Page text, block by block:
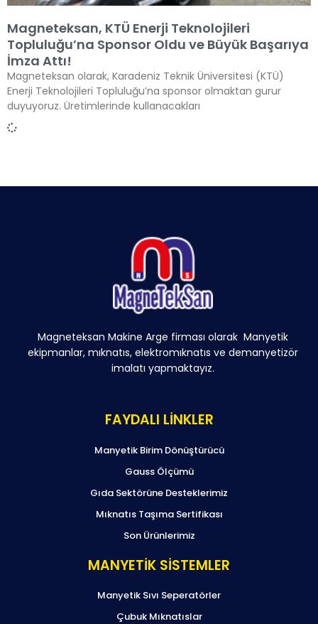
Magneteksan, KTÜ Enerji Teknolojileri
Topluluğu’na Sponsor Oldu ve Büyük Başarıya
İmza Attı!
Magneteksan olarak, Karadeniz Teknik Üniversitesi (KTÜ)
Enerji Teknolojileri Topluluğu’na sponsor olmaktan gurur
duyuyoruz. Üretimlerinde kullanacakları
Magneteksan Makine Arge firması olarak Manyetik
ekipmanlar, mıknatıs, elektromıknatıs ve demanyetizör
imalatı yapmaktayız.
FAYDALI LİNKLER
Manyetik Birim Dönüştürücü
Gauss Ölçümü
Gıda Sektörüne Desteklerimiz
Mıknatıs Taşıma Sertifikası
Son Ürünlerimiz
MANYETİK SİSTEMLER
Manyetik Sıvı Seperatörler
Çubuk Mıknatıslar